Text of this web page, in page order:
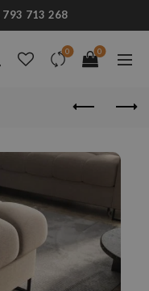
793 713 268
0 0